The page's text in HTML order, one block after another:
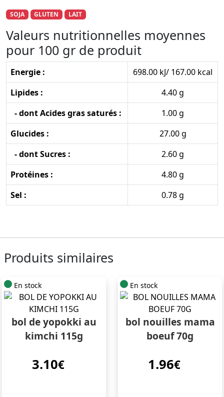
SOJA GLUTEN LAIT
Valeurs nutritionnelles moyennes
pour 100 gr de produit
Energie :
698.00 kJ/ 167.00 kcal
Lipides :
4.40 g
- dont Acides gras saturés :
1.00 g
Glucides :
27.00 g
- dont Sucres :
2.60 g
Protéines :
4.80 g
Sel :
0.78 g
Produits similaires
En stock
bol de yopokki au
kimchi 115g
3.10€
En stock
bol nouilles mama
boeuf 70g
1.96€